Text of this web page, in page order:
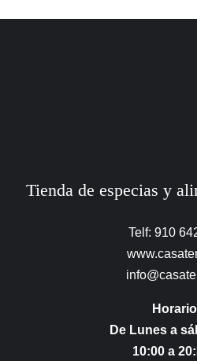
Tienda de especias y
Telf: 910
De Lunes a
10:00 a